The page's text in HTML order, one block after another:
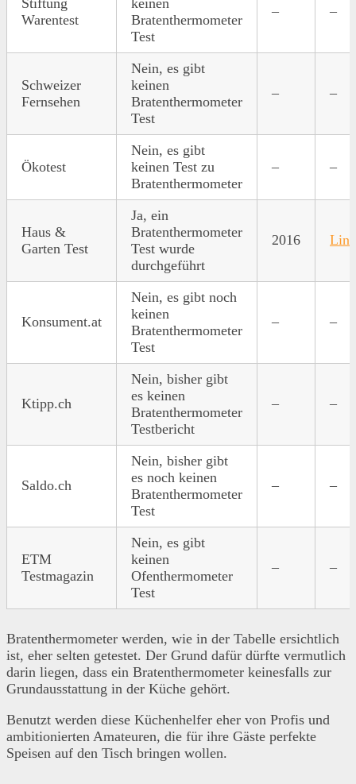
Stiftung
Warentest
keinen
Bratenthermometer
Test
– –
Schweizer
Fernsehen
Nein, es gibt
keinen
Bratenthermometer
Test
– –
Ökotest
Nein, es gibt
keinen Test zu
Bratenthermometer
– –
Haus &
Garten Test
Ja, ein
Bratenthermometer
Test wurde
durchgeführt
2016 Link
Konsument.at
Nein, es gibt noch
keinen
Bratenthermometer
Test
– –
Ktipp.ch
Nein, bisher gibt
es keinen
Bratenthermometer
Testbericht
– –
Saldo.ch
Nein, bisher gibt
es noch keinen
Bratenthermometer
Test
– –
ETM
Testmagazin
Nein, es gibt
keinen
Ofenthermometer
Test
– –
Bratenthermometer werden, wie in der Tabelle ersichtlich
ist, eher selten getestet. Der Grund dafür dürfte vermutlich
darin liegen, dass ein Bratenthermometer keinesfalls zur
Grundausstattung in der Küche gehört.
Benutzt werden diese Küchenhelfer eher von Profis und
ambitionierten Amateuren, die für ihre Gäste perfekte
Speisen auf den Tisch bringen wollen.